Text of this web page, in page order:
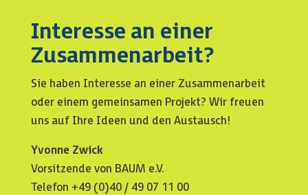
Interesse an einer
Zusammenarbeit?
Sie haben Interesse an einer Zusammenarbeit
oder einem gemeinsamen Projekt? Wir freuen
uns auf Ihre Ideen und den Austausch!
Yvonne Zwick
Vorsitzende von BAUM e.V.
Telefon +49 (0)40 / 49 07 11 00